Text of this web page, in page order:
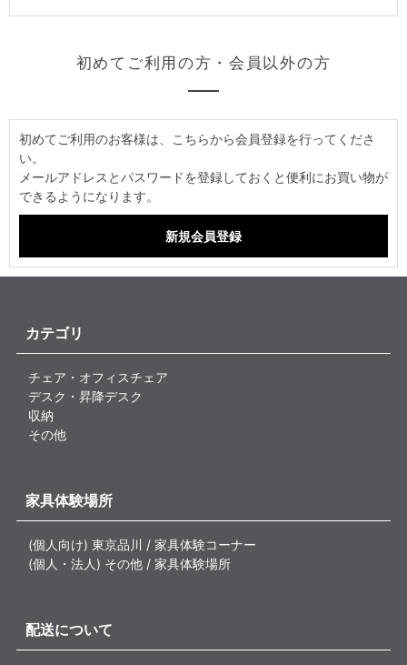
初めてご利用の方・会員以外の方
初めてご利用のお客様は、こちらから会員登録を行ってくださ
い。
メールアドレスとパスワードを登録しておくと便利にお買い物が
できるようになります。
カテゴリ
チェア・オフィスチェア
デスク・昇降デスク
収納
その他
家具体験場所
(個人向け) 東京品川 / 家具体験コーナー
(個人・法人) その他 / 家具体験場所
配送について